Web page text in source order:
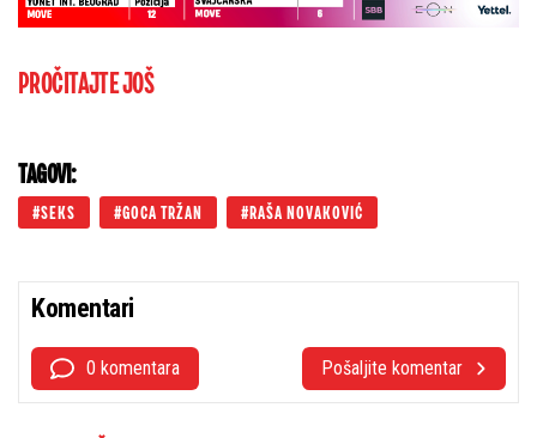
PROČITAJTE JOŠ
TAGOVI:
SEKS GOCA TRŽAN RAŠA NOVAKOVIĆ
Komentari
0 komentara Pošaljite komentar